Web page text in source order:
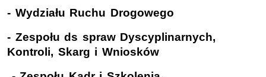
- Wydziału Ruchu Drogowego
- Zespołu ds spraw Dyscyplinarnych,
Kontroli, Skarg i Wniosków